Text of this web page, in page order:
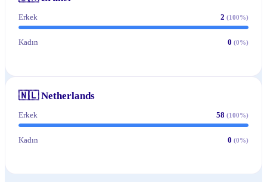
Erkek 2 (100%)
Kadın 0 (0%)
🇳🇱 Netherlands
Erkek 58 (100%)
Kadın 0 (0%)